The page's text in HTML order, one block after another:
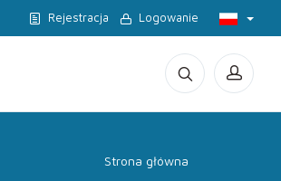
Rejestracja Logowanie
Strona główna